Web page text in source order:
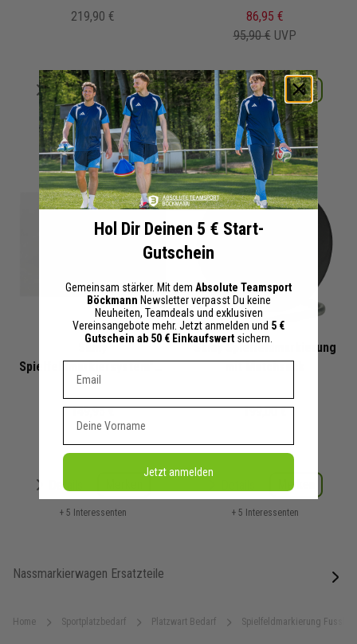
Home Sportplatzbedarf Platzwart Bedarf Spielfeldmarkierung Fussball
219,90 €
Details Merken
+ 23 Interessenten
86,95 €
95,90 € UVP
Details Merken
+ 10 Interessenten
Spielfeldmarkiersystem"Junior"
inkl. Matchsac
149,95 €
Details
+ 5 Interessenten
Samy Spielfeldmarkierung
199,00 €
Merken
+ 5 Interessenten
Nassmarkierwagen Ersatzteile
Hol Dir Deinen 5 € Start-
Gutschein
Gemeinsam stärker. Mit dem Absolute Teamsport
Böckmann Newsletter verpasst Du keine
Neuheiten, Teamdeals und exklusiven
Vereinsangebote mehr. Jetzt anmelden und 5 €
Gutschein ab 50 € Einkaufswert sichern.
Dein E-mail Adresse
Vorname
Jetzt anmelden